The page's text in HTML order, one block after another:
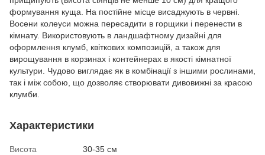
формування куща. На постійне місце висаджують в червні.
Восени колеуси можна пересадити в горщики і перенести в
кімнату. Використовують в ландшафтному дизайні для
оформлення клумб, квіткових композицій, а також для
вирощування в корзинах і контейнерах в якості кімнатної
культури. Чудово виглядає як в комбінації з іншими рослинами,
так і між собою, що дозволяє створювати дивовижні за красою
клумби.
Характеристики
Висота
30-35 см